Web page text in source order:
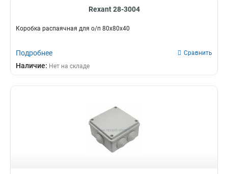
Rexant 28-3004
Коробка распаячная для о/п 80х80х40
Подробнее Сравнить
Наличие: Нет на складе